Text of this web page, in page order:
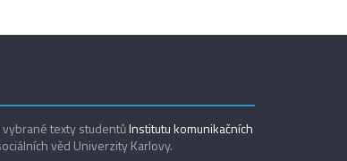
texty studentůInstitutu komunikačních
věd Univerzity Karlovy.